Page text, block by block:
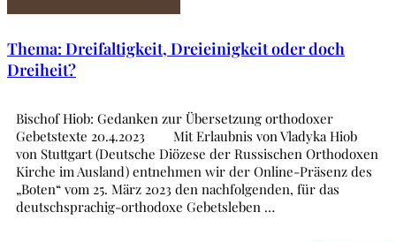
Thema: Dreifaltigkeit, Dreieinigkeit oder doch
Dreiheit?
Bischof Hiob: Gedanken zur Übersetzung orthodoxer
Gebetstexte 20.4.2023 Mit Erlaubnis von Vladyka Hiob
von Stuttgart (Deutsche Diözese der Russischen Orthodoxen
Kirche im Ausland) entnehmen wir der Online-Präsenz des
„Boten“ vom 25. März 2023 den nachfolgenden, für das
deutschsprachig-orthodoxe Gebetsleben …